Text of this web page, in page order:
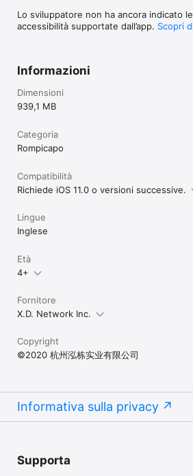
Lo sviluppatore non ha ancora indicato
accessibilità supportate dall’app. Scopri
Informazioni
Dimensioni
939,1 MB
Categoria
Rompicapo
Compatibilità
Richiede iOS 11.0 o versioni successive.
Lingue
Inglese
Età
4+
Fornitore
X.D. Network Inc.
Copyright
©2020 杭州泓栋实业有限公司
Informativa sulla privacy
Supporta